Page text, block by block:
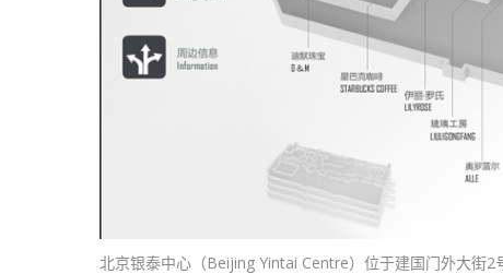
北京银泰中心（Beijing Yintai Centre）位于建国门外大街